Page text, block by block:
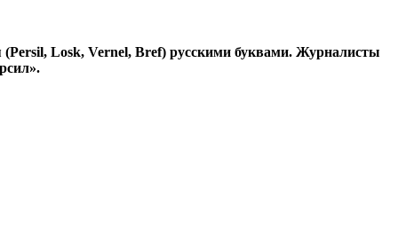
(Persil, Losk, Vernel, Bref) русскими буквами. Журналисты